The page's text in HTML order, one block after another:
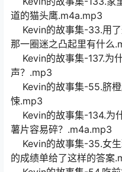
道的猫头鹰.m4a.mp3
Kevin的故事集-33.用了
那一圈迷之凸起里有什么
Kevin的故事集-137.为
声？.mp3
Kevin的故事集-55.脐橙
悚.mp3
Kevin的故事集-134.为
薯片容易碎？.m4a.mp3
Kevin的故事集-35.女生
的成绩单给了这样的答案